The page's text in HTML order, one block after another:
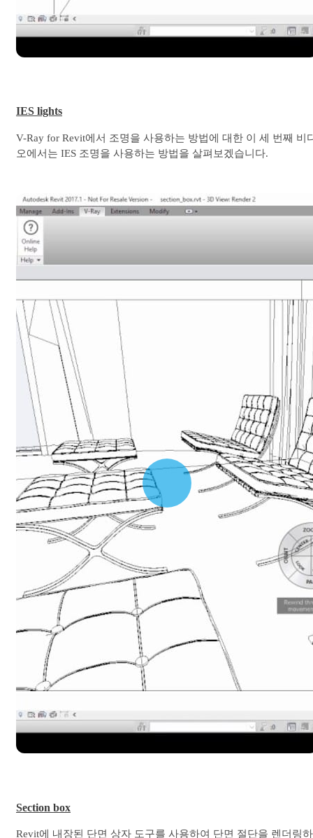
IES lights
V-Ray for Revit에서 조명을 사용하는 방법에 대한 이 세 번째 비
오에서는 IES 조명을 사용하는 방법을 살펴보겠습니다.
Section box
Revit에 내장된 단면 상자 도구를 사용하여 단면 절단을 렌더링하